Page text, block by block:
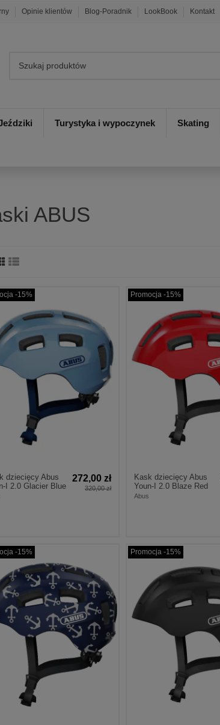
Opinie klientów Blog-Poradnik LookBook Kontakt
Turystyka i wypoczynek Skating
ABUS
-15%
dziecięcy Abus
I 2.0 Glacier Blue
272,00 zł
320,00 zł
Promocja -15%
Kask dziecięcy Abus
Youn-I 2.0 Blaze Red
Abus
-15% Promocja -15%